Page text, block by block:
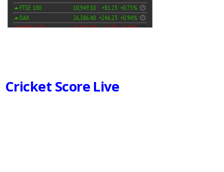
Cricket Score Live